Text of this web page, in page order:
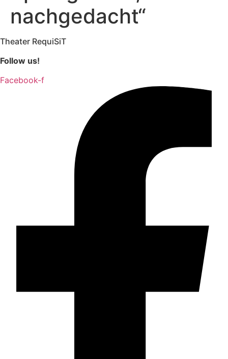
nachgedacht“
Theater RequiSiT
Follow us!
Facebook-f